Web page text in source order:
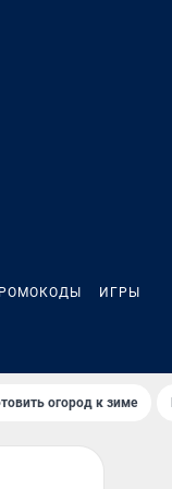
ИГРЫ
огород к зиме